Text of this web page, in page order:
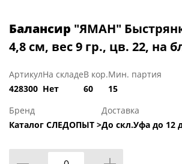
Балансир "ЯМАН"
4,8 см, вес 9 гр., цв. 22, на
Артикул
428300
На складе
Нет
В кор.
60
Мин. партия
15
Бренд
Каталог СЛЕДОПЫТ >
Доставка
До скл.Уфа до 12